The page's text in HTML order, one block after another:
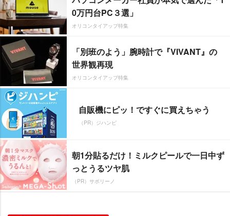
0万円台PC３選」
オリコンタイアップ特集
「別班のよう」腕時計で『VIVANT』の
世界観再現
オリコンタイアップ特集
自販機にピッ！ですぐに買えちゃう
（PR）ジハンピ
朝1分貼るだけ！ミルクピールで一日中ず
っとうるツヤ肌
（PR）サボリーノ